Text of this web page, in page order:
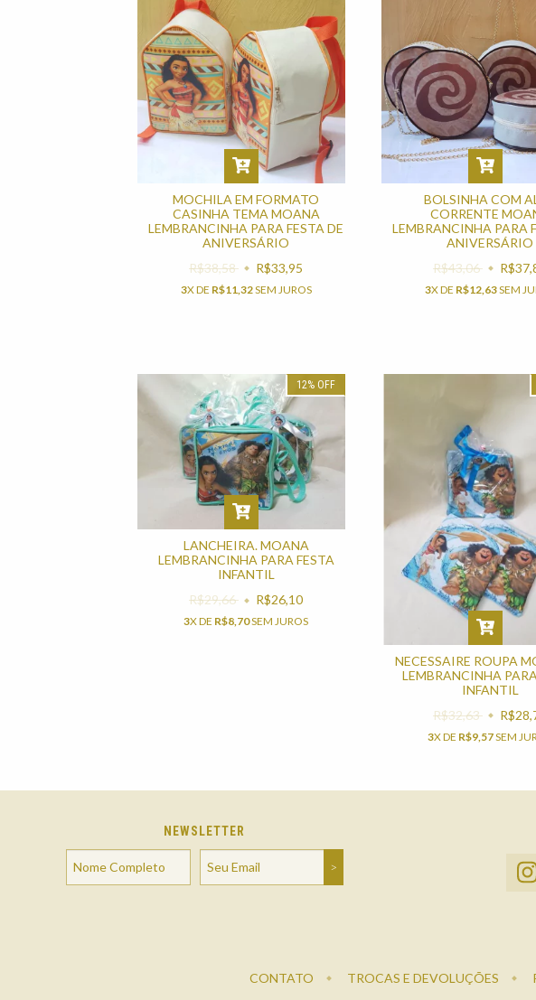
MOCHILA EM FORMATO
CASINHA TEMA MOANA
LEMBRANCINHA PARA FESTA DE
ANIVERSÁRIO
R$38,58
R$33,95
3X DE R$11,32SEM JUROS
BOLSINHA COM
CORRENTE
LEMBRANCINHA PARA
ANIVERSÁRIO
R$43,06
3X DE R$12,63SEM
12% OFF
LANCHEIRA. MOANA
LEMBRANCINHA PARA FESTA
INFANTIL
R$29,66
R$26,10
3X DE R$8,70SEM JUROS
NECESSAIRE ROUPA
LEMBRANCINHA
INFANTIL
R$32,63
3X DE R$9,57SEM
NEWSLETTER
CONTATO TROCAS E DEVOLUÇÕES